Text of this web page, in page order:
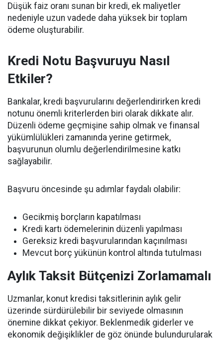
Düşük faiz oranı sunan bir kredi, ek maliyetler
nedeniyle uzun vadede daha yüksek bir toplam
ödeme oluşturabilir.
Kredi Notu Başvuruyu Nasıl
Etkiler?
Bankalar, kredi başvurularını değerlendirirken kredi
notunu önemli kriterlerden biri olarak dikkate alır.
Düzenli ödeme geçmişine sahip olmak ve finansal
yükümlülükleri zamanında yerine getirmek,
başvurunun olumlu değerlendirilmesine katkı
sağlayabilir.
Başvuru öncesinde şu adımlar faydalı olabilir:
Gecikmiş borçların kapatılması
Kredi kartı ödemelerinin düzenli yapılması
Gereksiz kredi başvurularından kaçınılması
Mevcut borç yükünün kontrol altında tutulması
Aylık Taksit Bütçenizi Zorlamamalı
Uzmanlar, konut kredisi taksitlerinin aylık gelir
üzerinde sürdürülebilir bir seviyede olmasının
önemine dikkat çekiyor. Beklenmedik giderler ve
ekonomik değişiklikler de göz önünde bulundurularak